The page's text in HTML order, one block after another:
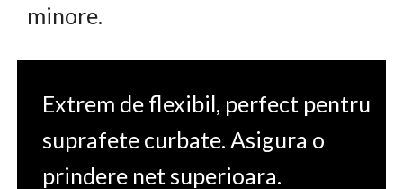
minore.
Extrem de flexibil, perfect pentru
suprafete curbate. Asigura o
prindere net superioara.